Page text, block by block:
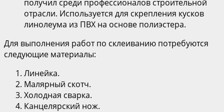
получил среди профессионалов строительной
отрасли. Используется для скрепления кусков
линолеума из ПВХ на основе полиэстера.
Для выполнения работ по склеиванию потребуются
следующие материалы:
Линейка.
Малярный скотч.
Холодная сварка.
Канцелярский нож.